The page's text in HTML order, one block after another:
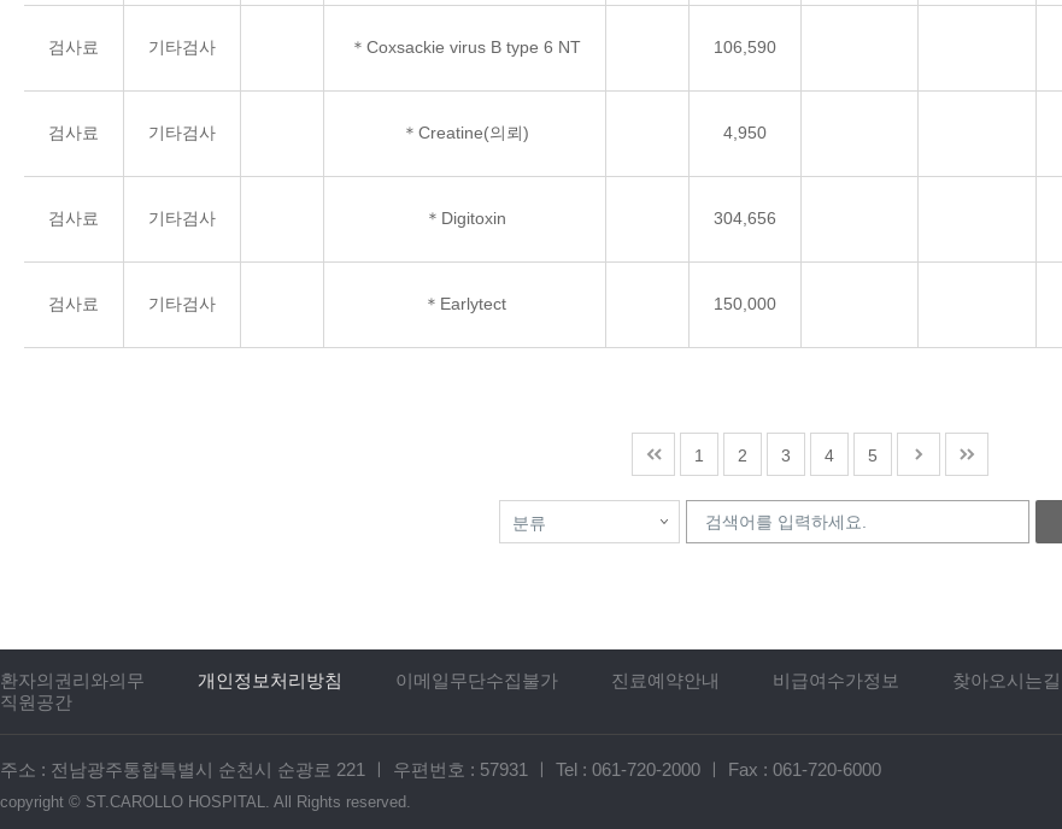
검사료 기타검사 ＊Coxsackie virus B type 6 NT 106,590
검사료 기타검사 ＊Creatine(의뢰) 4,950
검사료 기타검사 ＊Digitoxin 304,656
검사료 기타검사 ＊Earlytect 150,000
1 2 3 4 5
환자의권리와의무 개인정보처리방침 이메일무단수집불가 진료예약안내 비급여수가정보 찾아오시는길
직원공간
주소 : 전남광주통합특별시 순천시 순광로 221 ㅣ 우편번호 : 57931 ㅣ Tel : 061-720-2000 ㅣ Fax : 061-720-6000
copyright © ST.CAROLLO HOSPITAL. All Rights reserved.